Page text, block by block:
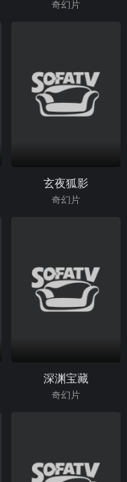
奇幻片
玄夜狐影
奇幻片
深渊宝藏
奇幻片